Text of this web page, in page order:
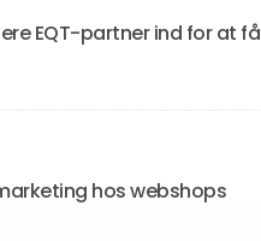
EQT-partner ind for at få
hos webshops